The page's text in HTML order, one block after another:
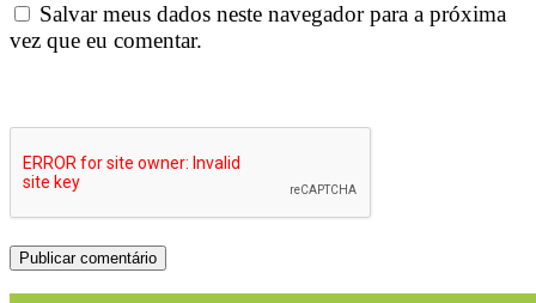
Salvar meus dados neste navegador para a próxima
vez que eu comentar.